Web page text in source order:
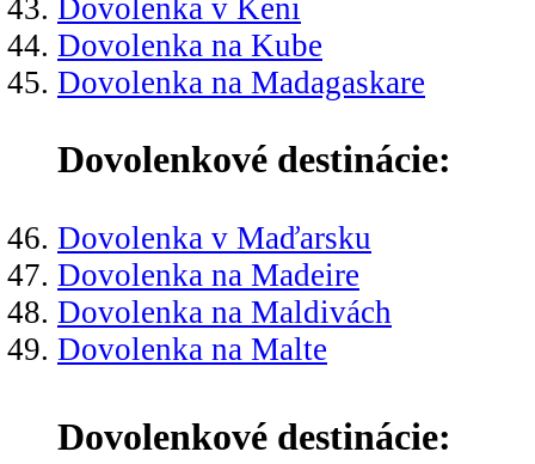
Dovolenka v Keni
Dovolenka na Kube
Dovolenka na Madagaskare
Dovolenkové destinácie:
Dovolenka v Maďarsku
Dovolenka na Madeire
Dovolenka na Maldivách
Dovolenka na Malte
Dovolenkové destinácie: